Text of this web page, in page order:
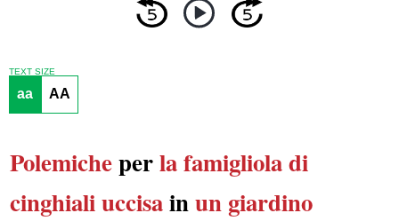
TEXT SIZE
aa AA
Polemicheperla famigliola di
cinghialiuccisainun giardino